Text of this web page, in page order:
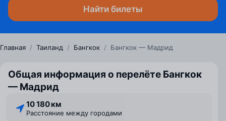
Найти билеты
Главная / Таиланд / Бангкок / Бангкок — Мадрид
Общая информация о перелёте Бангкок
— Мадрид
10 180 км
Расстояние между городами